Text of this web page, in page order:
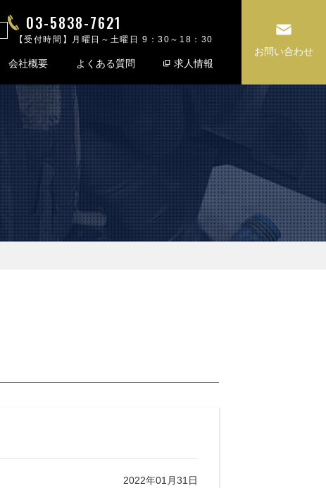
03-5838-7621
【受付時間】月曜日～土曜日 9：30～18：30
会社概要 よくある質問 求人情報
お問い合わせ
2022年01月31日